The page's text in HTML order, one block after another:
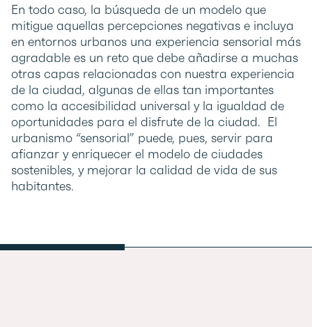
En todo caso, la búsqueda de un modelo que
mitigue aquellas percepciones negativas e incluya
en entornos urbanos una experiencia sensorial más
agradable es un reto que debe añadirse a muchas
otras capas relacionadas con nuestra experiencia
de la ciudad, algunas de ellas tan importantes
como la accesibilidad universal y la igualdad de
oportunidades para el disfrute de la ciudad. El
urbanismo “sensorial” puede, pues, servir para
afianzar y enriquecer el modelo de ciudades
sostenibles, y mejorar la calidad de vida de sus
habitantes.